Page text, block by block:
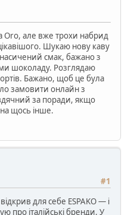
Oro, але вже трохи набрид
Шукаю нову каву
смак, бажано з
шоколаду. Розглядаю
Бажано, щоб це була
замовити онлайн з
за поради, якщо
щось інше.
#1
для себе ESPAKO — і
про італійські бренди. У